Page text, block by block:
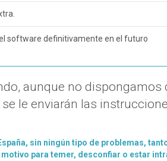
software definitivamente en el futuro
aunque no
le enviarán las
sin ningún tipo de problemas,
para temer, desconfiar o estar